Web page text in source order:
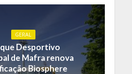
GERAL
Desportivo
de Mafra renova
Biosphere